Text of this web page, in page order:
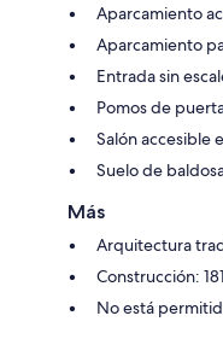
Aparcamiento
Aparcamiento
Entrada sin
Pomos de
Salón accesible
Suelo de
Más
Arquitectura
Construcción:
No está